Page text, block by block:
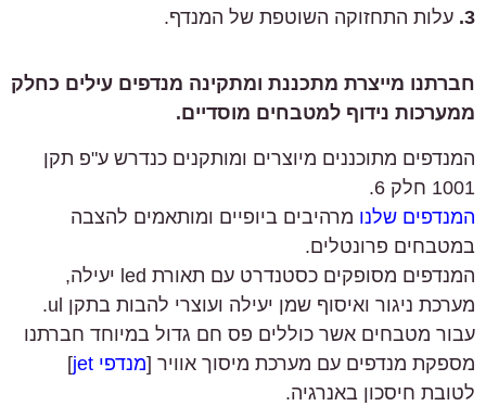
3. עלות התחזוקה השוטפת של המנדף.
חברתנו מייצרת מתכננת ומתקינה מנדפים עילים כחלק
ממערכות נידוף למטבחים מוסדיים.
המנדפים מתוכננים מיוצרים ומותקנים כנדרש ע"פ תקן
1001 חלק 6.
המנדפים שלנו מרהיבים ביופיים ומותאמים להצבה
במטבחים פרונטלים.
המנדפים מסופקים כסטנדרט עם תאורת led יעילה,
מערכת ניגור ואיסוף שמן יעילה ועוצרי להבות בתקן ul.
עבור מטבחים אשר כוללים פס חם גדול במיוחד חברתנו
מספקת מנדפים עם מערכת מיסוך אוויר [מנדפי jet
]
לטובת חיסכון באנרגיה.